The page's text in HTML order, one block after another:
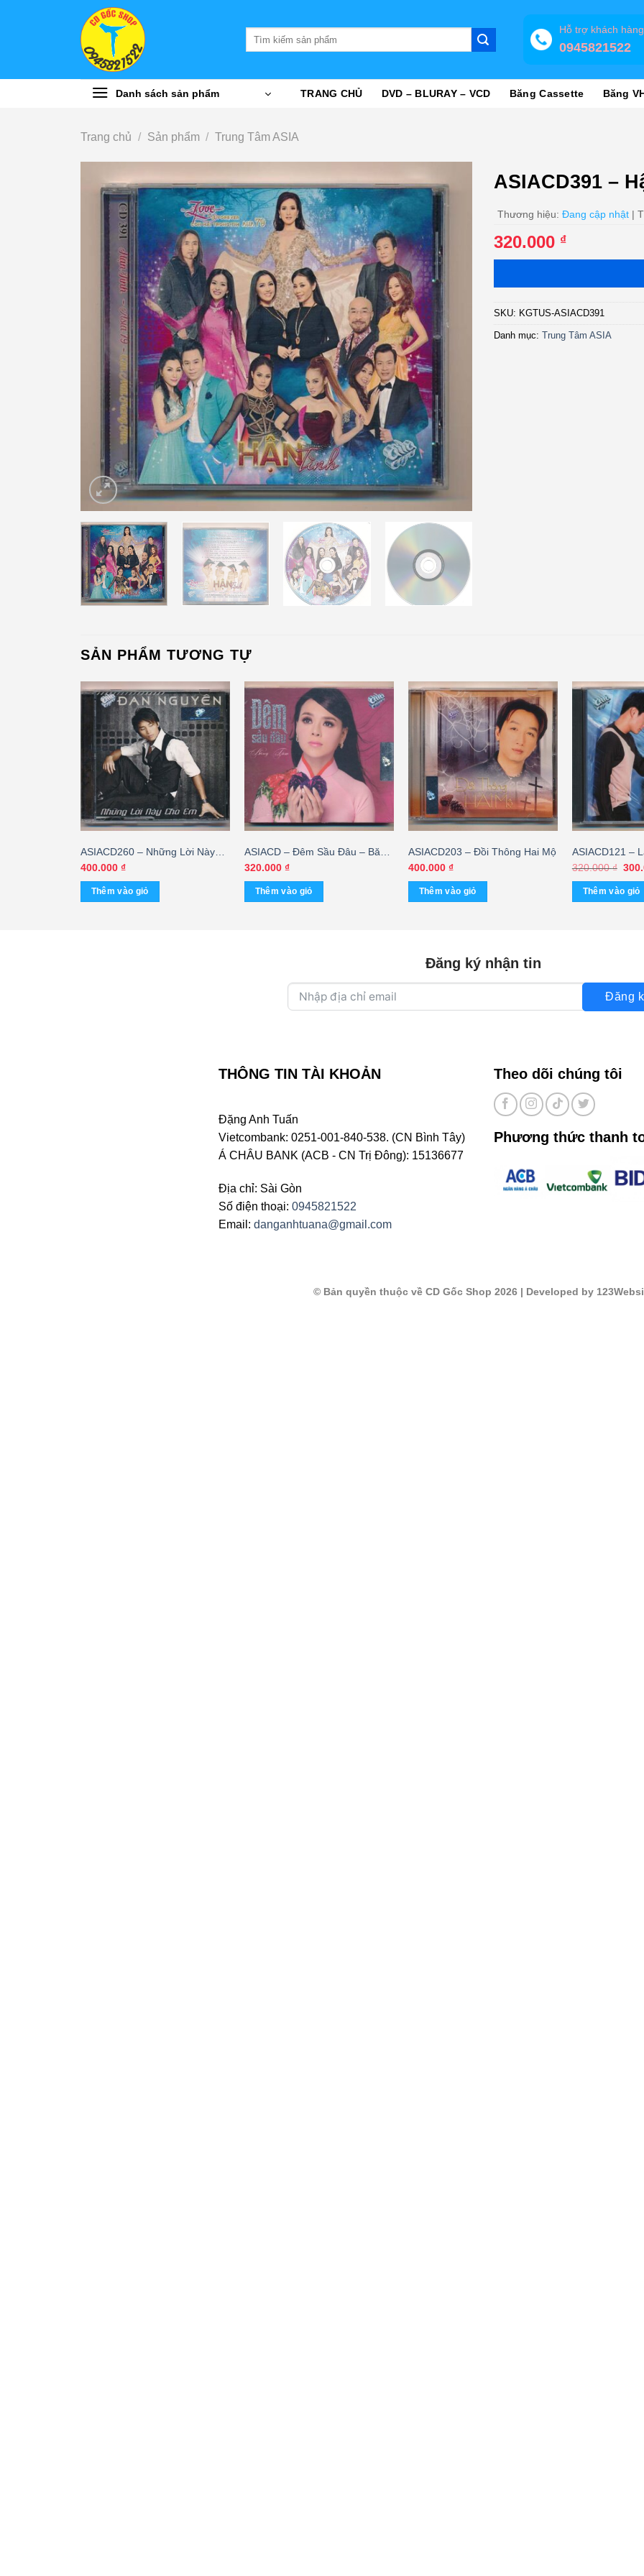
Hỗ trợ khách hàng
0945821522
Danh sách sản phẩm TRANG CHỦ DVD – BLURAY – VCD Băng Cassette Băng
Trang chủ / Sản phẩm / Trung Tâm ASIA
ASIACD391 –
Thương hiệu: Đang cập nhật |
320.000 ₫
SKU: KGTUS-ASIACD391
Danh mục: Trung Tâm ASIA
SẢN PHẨM TƯƠNG TỰ
ASIACD260 – Những Lời Này
Cho Em – Đan Nguyên
400.000 ₫
Thêm vào giỏ
ASIACD – Đêm Sầu Đâu – Băng
Tâm (SEAL)
320.000 ₫
Thêm vào giỏ
ASIACD203 – Đồi Thông Hai Mộ
400.000 ₫
Thêm vào giỏ
ASIACD121 –
Lâm Nhật Tiến
GỐC)
320.000₫ Giá
là:
Thêm vào giỏ
Đăng ký nhận tin
Đăng
THÔNG TIN TÀI KHOẢN
Đặng Anh Tuấn
Vietcombank: 0251-001-840-538. (CN Bình Tây)
Á CHÂU BANK (ACB - CN Trị Đông): 15136677
Địa chỉ: Sài Gòn
Số điện thoại: 0945821522
Email: danganhtuana@gmail.com
Theo dõi chúng tôi
Phương thức thanh
© Bản quyền thuộc về CD Gốc Shop 2026| Developed by